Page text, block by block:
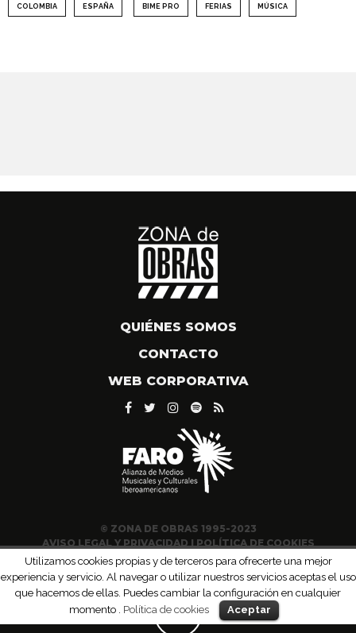
COLOMBIA ESPAÑA BIME PRO FERIAS MÚSICA
QUIÉNES SOMOS
CONTACTO
WEB CORPORATIVA
© ZONA DE OBRAS 1995-2023
AVISO LEGAL Y PRIVACIDAD|POLÍTICA DE COOKIES
Utilizamos cookies propias y de terceros para ofrecerte una mejor
experiencia y servicio. Al navegar o utilizar nuestros servicios aceptas el uso
que hacemos de ellas. Puedes cambiar la configuración en cualquier
momento . Política de cookies Aceptar